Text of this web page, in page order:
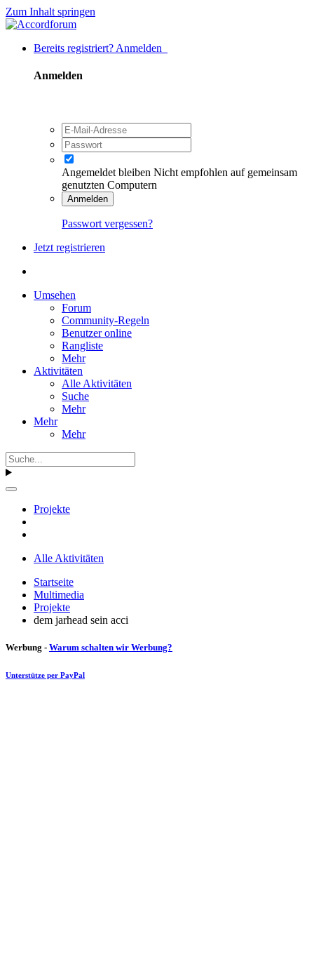
Zum Inhalt springen
Bereits registriert? Anmelden
Anmelden
Angemeldet bleiben Nicht empfohlen auf gemeinsam
genutzten Computern
Anmelden
Passwort vergessen?
Jetzt registrieren
Umsehen
Forum
Community-Regeln
Benutzer online
Rangliste
Mehr
Aktivitäten
Alle Aktivitäten
Suche
Mehr
Mehr
Mehr
Projekte
Alle Aktivitäten
Startseite
Multimedia
Projekte
dem jarhead sein acci
Werbung - Warum schalten wir Werbung?
Unterstütze per PayPal